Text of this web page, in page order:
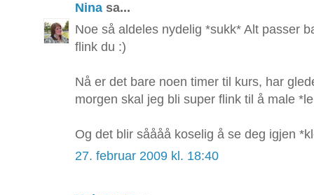
Nina sa...
Noe så aldeles nydelig *sukk* Alt passer
flink du :)
Nå er det bare noen timer til kurs, har
morgen skal jeg bli super flink til å male
Og det blir såååå koselig å se deg igjen
27. februar 2009 kl. 18:40